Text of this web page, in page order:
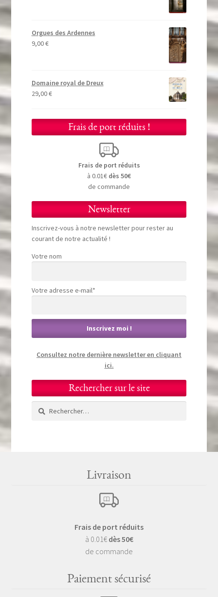
Orgues des Ardennes
9,00€
Domaine royal de Dreux
29,00€
Frais de port réduits !
Frais de port réduits
à 0.01€ dès 50€
de commande
Newsletter
Inscrivez-vous à notre newsletter pour rester au
courant de notre actualité !
Votre nom
Votre adresse e-mail*
Consultez notre dernière newsletter en cliquant
ici.
Rechercher sur le site
Rechercher :
Livraison
Frais de port réduits
à 0.01€ dès 50€
de commande
Paiement sécurisé